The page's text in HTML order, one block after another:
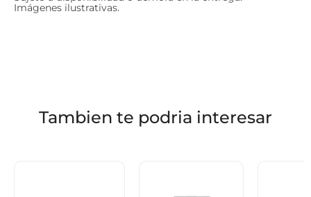
Imágenes ilustrativas.
Tambien te podria interesar